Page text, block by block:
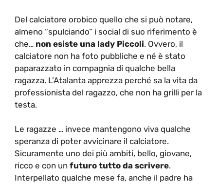
Del calciatore orobico quello che si può notare,
almeno “spulciando” i social di suo riferimento è
che… non esiste una lady Piccoli. Ovvero, il
calciatore non ha foto pubbliche e né è stato
paparazzato in compagnia di qualche bella
ragazza. L’Atalanta apprezza perché sa la vita da
professionista del ragazzo, che non ha grilli per la
testa.
Le ragazze … invece mantengono viva qualche
speranza di poter avvicinare il calciatore.
Sicuramente uno dei più ambiti, bello, giovane,
ricco e con un futuro tutto da scrivere.
Interpellato qualche mese fa, anche il padre ha